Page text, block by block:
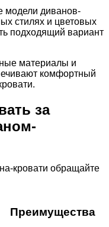
диванов-
стилях и цветовых
подходящий вариант
материалы и
комфортный
за
кровати обращайте
Преимущества